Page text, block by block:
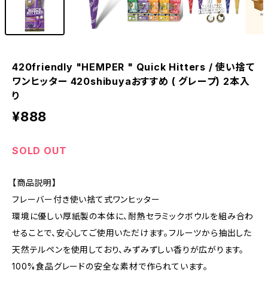
420friendly "HEMPER " Quick Hitters / 使い捨て
ワンヒッター 420shibuyaおすすめ ( グレープ) 2本入
り
¥888
SOLD OUT
【商品説明】
フレーバー付き使い捨て式ワンヒッター
環境に優しい厚紙製の本体に、耐熱セラミックボウルを組み合わ
せることで、安心してご使用いただけます。フルーツから抽出した
天然テルペンを使用しており、みずみずしい香りが広がります。
100%食品グレードの安全な素材で作られています。